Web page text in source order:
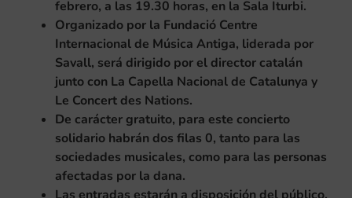
febrero, a las 19.30 horas, en la Sala Iturbi.
Organizado por la Fundació Centre
Internacional de Música Antiga, liderada por
Savall, será dirigido por el director catalán
junto con La Capella Nacional de Catalunya y
Le Concert des Nations.
De carácter gratuito, para este concierto
solidario habrán dos filas 0, tanto para las
sociedades musicales, como para las personas
afectadas por la dana.